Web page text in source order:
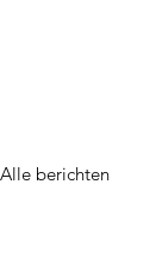
Alle berichten